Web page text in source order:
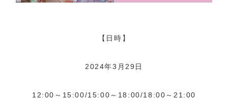
【日時】
2024年3月29日
12:00～15:00/15:00～18:00/18:00～21:00